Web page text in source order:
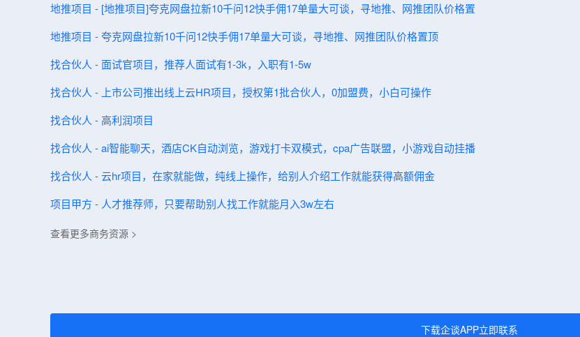
地推项目 - [地推项目]夸克网盘拉新10千问12快手佣17单量大可谈，寻地推、网推团队价格置
地推项目 - 夸克网盘拉新10千问12快手佣17单量大可谈，寻地推、网推团队价格置顶
找合伙人 - 面试官项目，推荐人面试有1-3k，入职有1-5w
找合伙人 - 上市公司推出线上云HR项目，授权第1批合伙人，0加盟费，小白可操作
找合伙人 - 高利润项目
找合伙人 - ai智能聊天，酒店CK自动浏览，游戏打卡双模式，cpa广告联盟，小游戏自动挂播
找合伙人 - 云hr项目，在家就能做，纯线上操作，给别人介绍工作就能获得高额佣金
项目甲方 - 人才推荐师，只要帮助别人找工作就能月入3w左右
查看更多商务资源 >
下载企谈APP立即联系